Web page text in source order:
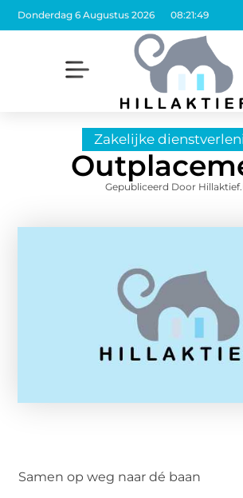
Donderdag 6 Augustus 2026 08:21:50
Zakelijke
Gepubliceerd Door
Samen op weg naar dé baan